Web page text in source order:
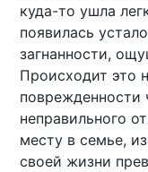
куда-то ушла
появилась
загнанности,
Происходит это
поврежденности
неправильного
месту в семье,
своей жизни